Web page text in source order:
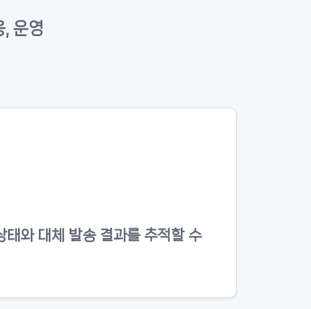
, 운영
태와 대체 발송 결과를 추적할 수